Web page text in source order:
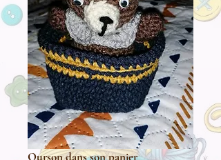
Ourson dans son panier